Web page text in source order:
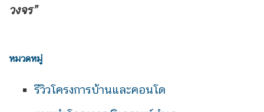
วงจร”
หมวดหมู่
รีวิวโครงการบ้านและคอนโด